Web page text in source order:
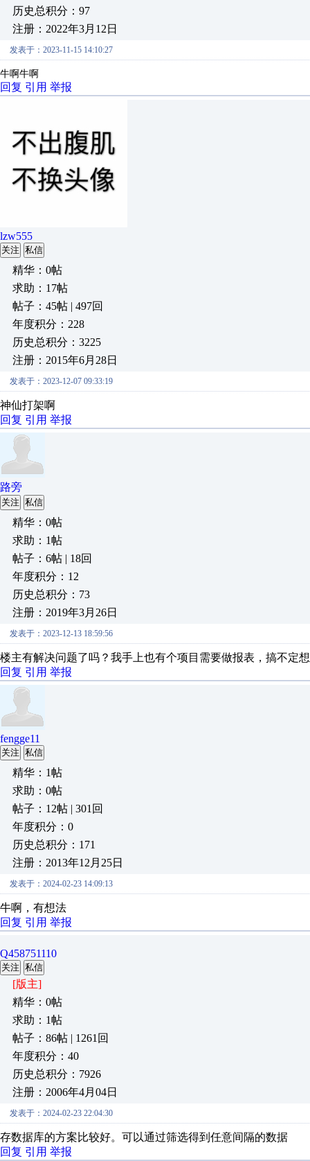
历史总积分：97
注册：2022年3月12日
发表于：2023-11-15 14:10:27
牛啊牛啊
回复 引用 举报
lzw555
关注 私信
精华：0帖
求助：17帖
帖子：45帖 | 497回
年度积分：228
历史总积分：3225
注册：2015年6月28日
发表于：2023-12-07 09:33:19
神仙打架啊
回复 引用 举报
路旁
关注 私信
精华：0帖
求助：1帖
帖子：6帖 | 18回
年度积分：12
历史总积分：73
注册：2019年3月26日
发表于：2023-12-13 18:59:56
楼主有解决问题了吗？我手上也有个项目需要做报表，搞不定
回复 引用 举报
fengge11
关注 私信
精华：1帖
求助：0帖
帖子：12帖 | 301回
年度积分：0
历史总积分：171
注册：2013年12月25日
发表于：2024-02-23 14:09:13
牛啊，有想法
回复 引用 举报
Q458751110
关注 私信
[版主]
精华：0帖
求助：1帖
帖子：86帖 | 1261回
年度积分：40
历史总积分：7926
注册：2006年4月04日
发表于：2024-02-23 22:04:30
存数据库的方案比较好。可以通过筛选得到任意间隔的数据
回复 引用 举报